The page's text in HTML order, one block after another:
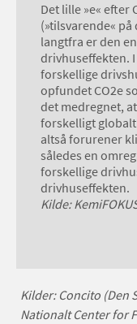
Det lille »e« efter
(»tilsvarende«
langtfra er den
drivhuseffekten.
forskellige
opfundet CO2e
det medregnet,
forskelligt
altså forurener
således en
forskellige
drivhuseffekten.
Kilde:
Kilder: Concito (Den
Nationalt Center for